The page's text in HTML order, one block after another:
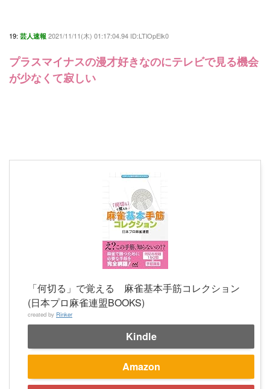
19: 芸人速報 2021/11/11(木) 01:17:04.94 ID:LTlOpElk0
プラスマイナスの漫才好きなのにテレビで見る機会
が少なくて寂しい
「何切る」で覚える 麻雀基本手筋コレクション
(日本プロ麻雀連盟BOOKS)
created by Rinker
Kindle
Amazon